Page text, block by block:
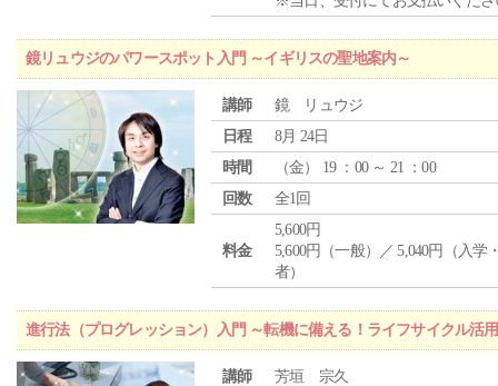
鏡リュウジのパワースポット入門 ～イギリスの聖地案内～
講師
鏡 リュウジ
日程
8月 24日
時間
（金） 19 ：00 ～ 21 ：00
回数
全1回
料金
5,600円
5,600円（一般）／ 5,040円（入学
者）
進行法（プログレッション）入門 ～転機に備える！ライフサイクル活
講師
芳垣 宗久